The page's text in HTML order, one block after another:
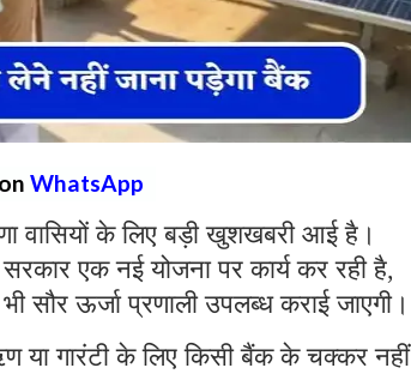
WhatsApp
वासियों के लिए बड़ी खुशखबरी आई है।
एक नई योजना पर कार्य कर रही है,
ऊर्जा प्रणाली उपलब्ध कराई जाएगी।
या गारंटी के लिए किसी बैंक के चक्कर नहीं